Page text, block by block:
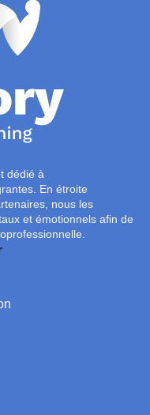
dédié à
En étroite
nous les
et émotionnels afin de